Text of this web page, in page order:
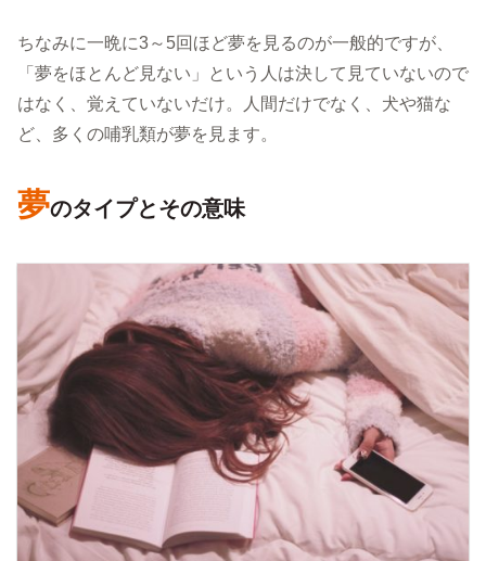
ちなみに一晩に3～5回ほど夢を見るのが一般的ですが、
「夢をほとんど見ない」という人は決して見ていないので
はなく、覚えていないだけ。人間だけでなく、犬や猫な
ど、多くの哺乳類が夢を見ます。
夢のタイプとその意味